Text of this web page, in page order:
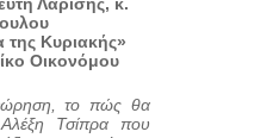
της Κυριακής»
Οικονόμου
το πώς θα
Τσίπρα που